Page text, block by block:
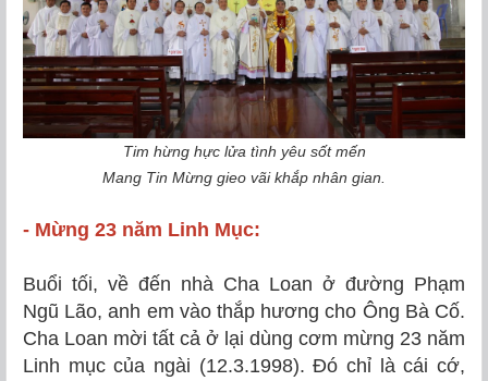
Tim hừng hực lửa tình yêu sốt mến
Mang Tin Mừng gieo vãi khắp nhân gian.
- Mừng 23 năm Linh Mục:
Buổi tối, về đến nhà Cha Loan ở đường Phạm
Ngũ Lão, anh em vào thắp hương cho Ông Bà Cố.
Cha Loan mời tất cả ở lại dùng cơm mừng 23 năm
Linh mục của ngài (12.3.1998). Đó chỉ là cái cớ,